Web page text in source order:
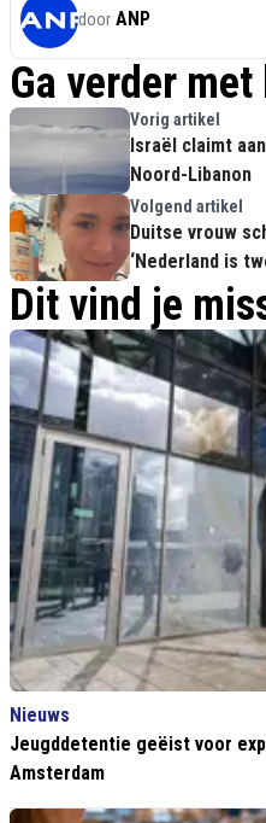
door ANP
Ga verder met
Vorig artikel
Israël claimt
Noord-Libanon
Volgend artikel
Duitse vrouw
‘Nederland is
Dit vind je
Nieuws
Jeugddetentie geëist voor
Amsterdam